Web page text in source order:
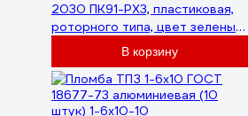
2030 ПК91-РХ3, пластиковая,
роторного типа, цвет зеленый,
100 штук/упаковка 965675
В корзину